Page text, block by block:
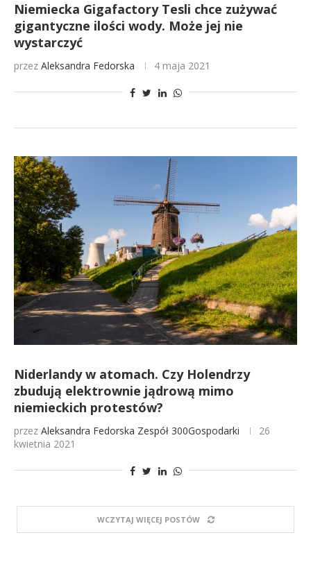
Niemiecka Gigafactory Tesli chce zużywać
gigantyczne ilości wody. Może jej nie
wystarczyć
przez Aleksandra Fedorska 4 maja 2021
Niderlandy w atomach. Czy Holendrzy
zbudują elektrownie jądrową mimo
niemieckich protestów?
przez Aleksandra Fedorska Zespół 300Gospodarki
26
kwietnia 2021
WCZYTAJ WIĘCEJ POSTÓW